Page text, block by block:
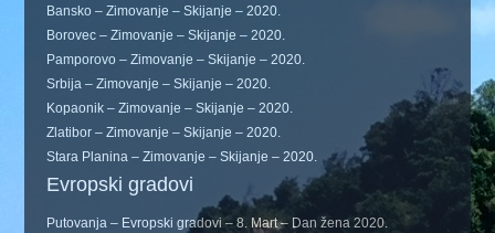
Bansko – Zimovanje – Skijanje – 2020.
Borovec – Zimovanje – Skijanje – 2020.
Pamporovo – Zimovanje – Skijanje – 2020.
Srbija – Zimovanje – Skijanje – 2020.
Kopaonik – Zimovanje – Skijanje – 2020.
Zlatibor – Zimovanje – Skijanje – 2020.
Stara Planina – Zimovanje – Skijanje – 2020.
Evropski gradovi
Putovanja – Evropski gradovi – 8. Mart – Dan žena 2020.